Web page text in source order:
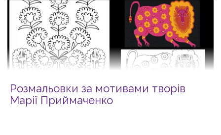
Розмальовки за мотивами творів
Марії Приймаченко